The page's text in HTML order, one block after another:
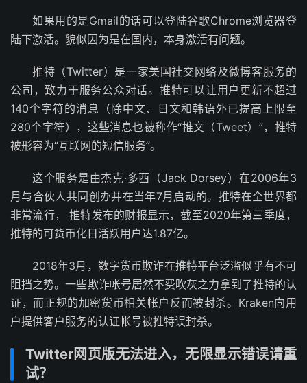
如果用的是Gmail的话可以登陆谷歌Chrome浏览器登
陆下激活。貌似因为是在国内，本身激活有问题。
推特（Twitter）是一家美国社交网络及微博客服务的
公司，致力于服务公众对话。推特可以让用户更新不超过
140个字符的消息（除中文、日文和韩语外已提高上限至
280个字符），这些消息也被称作“推文（Tweet）”，推特
被形容为“互联网的短信服务”。
这个服务是由杰克·多西（Jack Dorsey）在2006年3
月与合伙人共同创办并在当年7月启动的。推特在全世界都
非常流行， 推特发布的财报显示，截至2020年第三季度，
推特的可货币化日活跃用户达1.87亿。
2018年3月，数字货币欺诈在推特平台泛滥似乎有不可
阻挡之势。一些欺诈帐号居然不费吹灰之力拿到了推特的认
证，而正规的加密货币相关帐户反而被封杀。Kraken向用
户提供客户服务的认证帐号被推特误封杀。
Twitter网页版无法进入，无限显示错误请重
试？